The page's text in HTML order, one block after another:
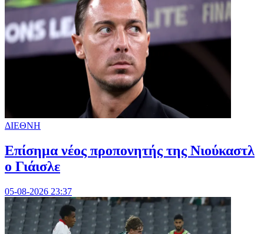
ΔΙΕΘΝΗ
Επίσημα νέος προπονητής της Νιούκαστλ
ο Γιάισλε
05-08-2026 23:37